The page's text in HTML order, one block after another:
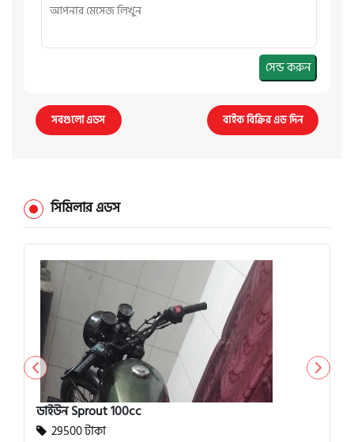
সেন্ড করুন
সবগুলো এডস বাইক বিক্রির এড দিন
সিমিলার এডস
ডাইউন Sprout 100cc
29500 টাকা